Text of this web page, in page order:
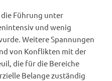
Führung unter
und wenig
Weitere Spannungen
von Konflikten mit der
die für die Bereiche
Belange zuständig